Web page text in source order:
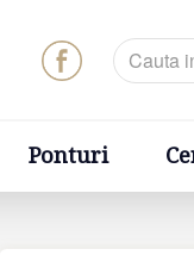
Ponturi